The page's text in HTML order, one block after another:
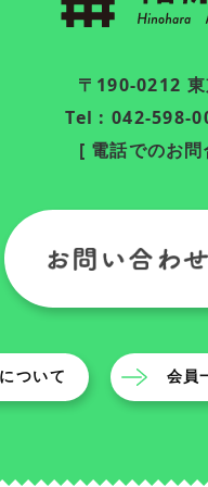
〒190-0212
Tel : 042-598-
[ 電話でのお
ついて 会員